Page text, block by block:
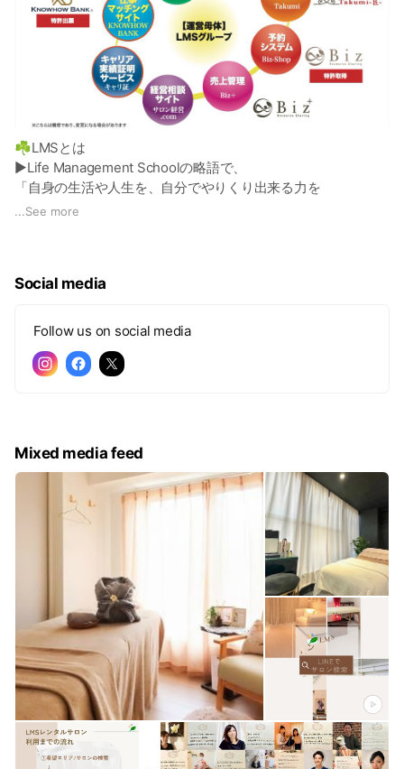
☘️LMSとは
▶︎Life Management Schoolの略語で、
「自身の生活や人生を、自分でやりくり出来る力を
学ぶ機会」を提供する開業支援サービスです。
▶︎全国一律 どこでも1時間1000円
▶︎案内可能サロン 45店舗以上
▶︎利用者10,000人以上
☘️LMSレンタルサロンの特徴②
▶︎ご希望の場合、開業や集客、運営の相談が可能です。
▶︎webサイト（年間１万円）プランなど、ツール支援も豊富で
https://lms-websupport.beauty-school.jp/
...See more
Social media
Follow us on social media
Mixed media feed